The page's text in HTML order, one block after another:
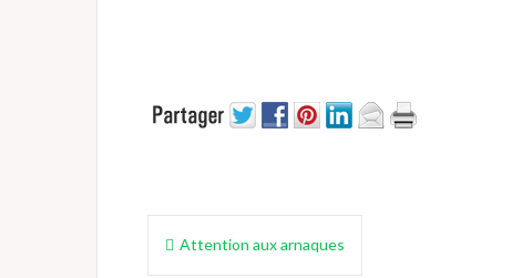
Navigation
Attention aux arnaques